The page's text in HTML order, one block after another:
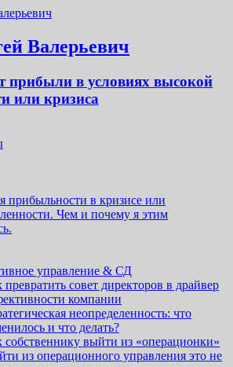
Валерьевич
прибыли в условиях высокой
или кризиса
прибыльности в кризисе или
Чем и почему я этим
управление & СД
превратить совет директоров в драйвер
компании
неопределенность: что
и что делать?
собственнику выйти из «операционки»
из операционного управления это не